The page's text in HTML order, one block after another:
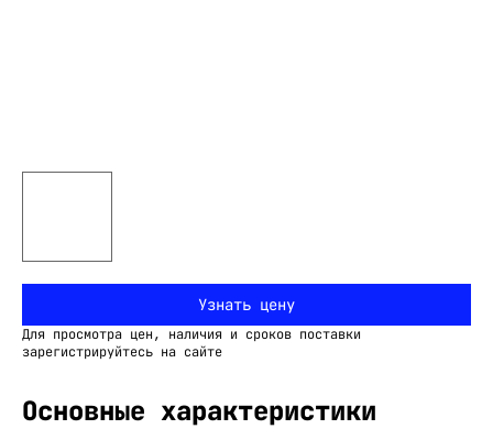
Узнать цену
Для просмотра цен, наличия и сроков поставки
зарегистрируйтесь на сайте
Основные характеристики